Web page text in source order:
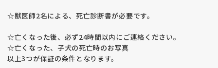
☆獣医師2名による、死亡診断書が必要です。
☆亡くなった後、必ず24時間以内にご連絡ください。
☆亡くなった、子犬の死亡時のお写真
以上3つが保証の条件となります。